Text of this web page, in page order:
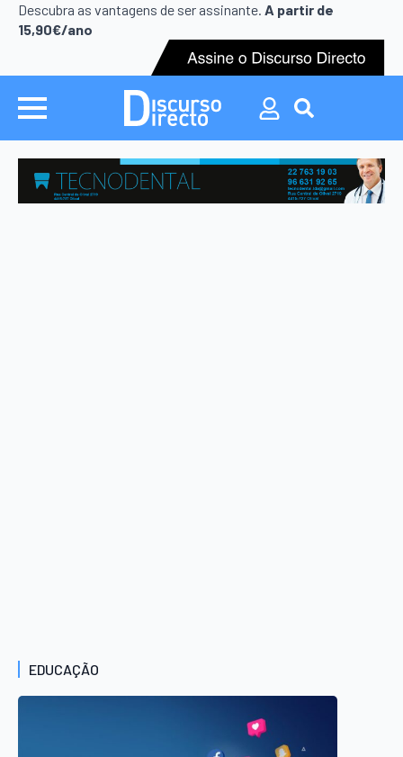
Descubra as vantagens de ser assinante. A partir de
15,90€/ano
Search
for:
Search
EDUCAÇÃO